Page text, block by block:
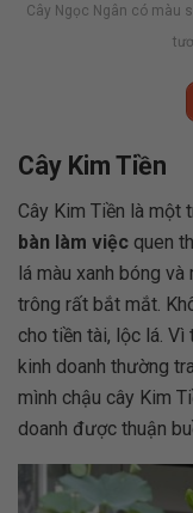
Cây Ngọc Ngân có màu
Cây Kim Tiền
Cây Kim Tiền là một
bàn làm việc quen
lá màu xanh bóng
trông rất bắt mắt.
cho tiền tài, lộc lá.
kinh doanh thường
mình chậu cây Kim
doanh được thuận